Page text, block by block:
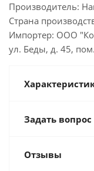
Производитель:
Страна
Импортер: ООО
ул. Беды, д. 45,
Задать вопрос
Отзывы